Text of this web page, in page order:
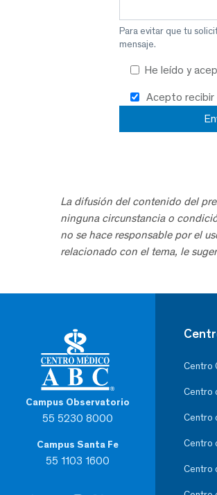
Para evitar que tu
mensaje.
He leído y
Acepto recibir
La difusión del contenido del
ninguna circunstancia o
no se hace responsable por el
relacionado con el tema, le
Campus Observatorio
55 5230 8000
Campus Santa Fe
55 1103 1600
Centro
Centro
Centro
Centro
Centro